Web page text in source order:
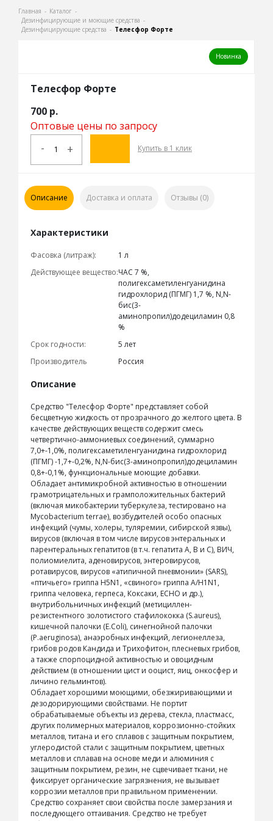
Главная - Каталог -
Дезинфицирующие и моющие средства -
Дезинфицирующие средства - Телесфор Форте
Новинка
Телесфор Форте
700 р.
Оптовые цены по запросу
- + Купить в 1 клик
Описание Доставка и оплата Отзывы (0)
Характеристики
Фасовка (литраж):
1 л
Действующее вещество:ЧАС 7 %,
полигексаметиленгуанидина
гидрохлорид (ПГМГ) 1,7 %, N,N-
бис(3-
аминопропил)додециламин 0,8
%
Срок годности:
5 лет
Производитель
Россия
Описание
Средство "Телесфор Форте" представляет собой
бесцветную жидкость от прозрачного до желтого цвета. В
качестве действующих веществ содержит смесь
четвертично-аммониевых соединений, суммарно
7,0+-1,0%, полигексаметиленгуанидина гидрохлорид
(ПГМГ) -1,7+-0,2%, N,N-бис(3-аминопропил)додециламин
0,8+-0,1%, функциональные моющие добавки.
Обладает антимикробной активностью в отношении
грамотрицательных и грамположительных бактерий
(включая микобактерии туберкулеза, тестировано на
Mycobacterium terrae), возбудителей особо опасных
инфекций (чумы, холеры, туляремии, сибирской язвы),
вирусов (включая в том числе вирусов энтеральных и
парентеральных гепатитов (в т.ч. гепатита А, В и С), ВИЧ,
полиомиелита, аденовирусов, энтеровирусов,
ротавирусов, вирусов «атипичной пневмонии» (SARS),
«птичьего» гриппа H5N1, «свиного» гриппа А/H1N1,
гриппа человека, герпеса, Коксаки, ECHO и др.),
внутрибольничных инфекций (метициллен-
резистентного золотистого стафилококка (S.aureus),
кишечной палочки (E.Coli), синегнойной палочки
(P.aeruginosa), анаэробных инфекций, легионеллеза,
грибов родов Кандида и Трихофитон, плесневых грибов,
а также спорпоцидной активностью и овоцидным
действием (в отношении цист и ооцист, яиц, онкосфер и
личино гельминтов).
Обладает хорошими моющими, обезжиривающими и
дезодорирующими свойствами. Не портит
обрабатываемые объекты из дерева, стекла, пластмасс,
других полимерных материалов, коррозионно-стойких
металлов, титана и его сплавов с защитным покрытием,
углеродистой стали с защитным покрытием, цветных
металлов и сплавав на основе меди и алюминия с
защитным покрытием, резин, не сцвечивает ткани, не
фиксирует органические загрязнения, не вызывает
коррозии металлов при правильном применении.
Средство сохраняет свои свойства после замерзания и
последующего оттаивания. Средство не требует